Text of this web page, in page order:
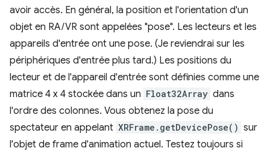
avoir accès. En général, la position et l'orientation d'un
objet en RA/VR sont appelées "pose". Les lecteurs et les
appareils d'entrée ont une pose. (Je reviendrai sur les
périphériques d'entrée plus tard.) Les positions du
lecteur et de l'appareil d'entrée sont définies comme une
matrice 4 x 4 stockée dans un Float32Array dans
l'ordre des colonnes. Vous obtenez la pose du
spectateur en appelant XRFrame.getDevicePose() sur
l'objet de frame d'animation actuel. Testez toujours si